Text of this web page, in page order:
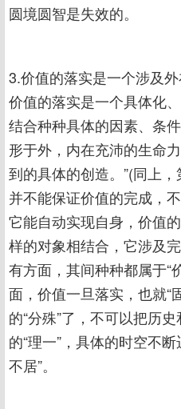
圆境圆智是失效的。
3.价值的落实是一个涉及
价值的落实是一个具体化
结合种种具体的因素、条
形于外，内在充沛的生命
到的具体的创造。”(同上
并不能保证价值的完成，
它能自动实现自身，价值
样的对象相结合，它涉及
有方面，其间种种都属于“
面，价值一旦落实，也就“
的“分殊”了，不可以把历
的“理一”，具体的时空不
不居”。